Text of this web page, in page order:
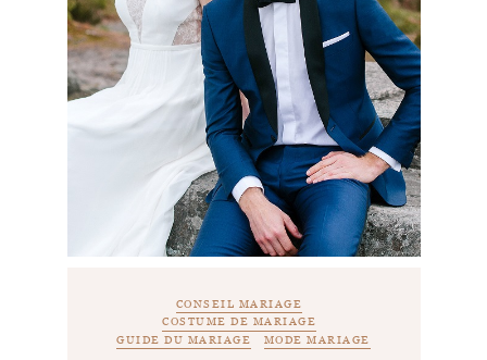
CONSEIL MARIAGE
COSTUME DE MARIAGE
GUIDE DU MARIAGE
MODE MARIAGE